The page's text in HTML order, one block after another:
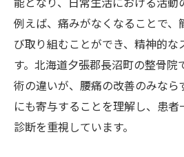
例えば、痛みがなくなることで
び取り組むことができ、精神的な
す。北海道夕張郡長沼町の整骨院
術の違いが、腰痛の改善のみな
にも寄与することを理解し、患
診断を重視しています。